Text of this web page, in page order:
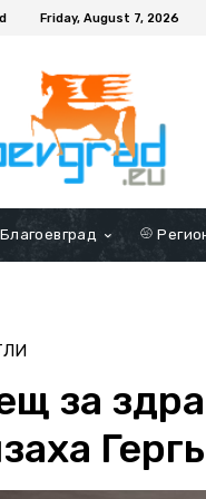
Friday, August 7, 2026
Благоевград
за